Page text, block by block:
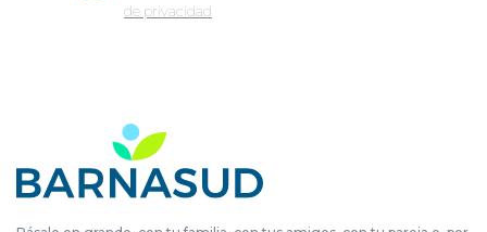
de privacidad